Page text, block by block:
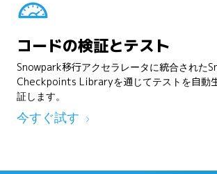
コードの検証とテスト
Snowpark移行アクセラレータに統合された
Checkpoints Libraryを通じてテストを自動
証します。
今すぐ試す